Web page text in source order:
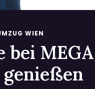
WIEN
bei MEGA